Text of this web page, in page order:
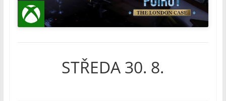
STŘEDA 30. 8.